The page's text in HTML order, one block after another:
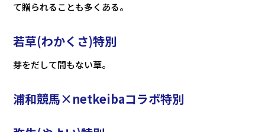
て贈られることも多くある。
若草(わかくさ)特別
芽をだして間もない草。
浦和競馬×netkeibaコラボ特別